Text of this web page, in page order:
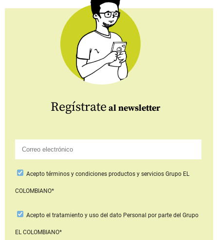
Regístrate al newsletter
Aceptotérminos y condiciones productos y serviciosGrupo EL
COLOMBIANO*
Acepto el tratamiento y uso del dato Personal por parte del Grupo
EL COLOMBIANO*